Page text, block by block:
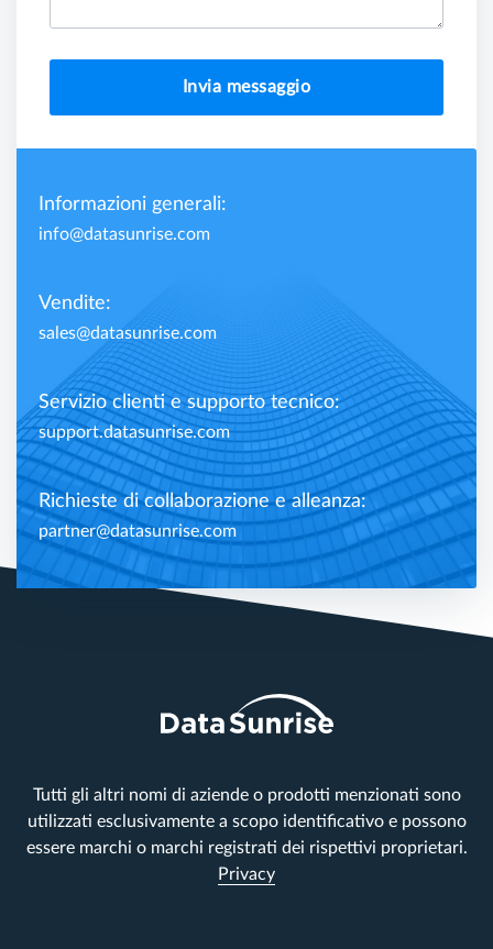
Invia messaggio
Informazioni generali:
info@datasunrise.com
Vendite:
sales@datasunrise.com
Servizio clienti e supporto tecnico:
support.datasunrise.com
Richieste di collaborazione e alleanza:
partner@datasunrise.com
Tutti gli altri nomi di aziende o prodotti menzionati sono
utilizzati esclusivamente a scopo identificativo e possono
essere marchi o marchi registrati dei rispettivi proprietari.
Privacy